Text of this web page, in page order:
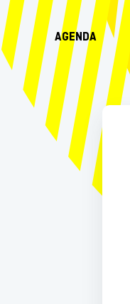
AGENDA